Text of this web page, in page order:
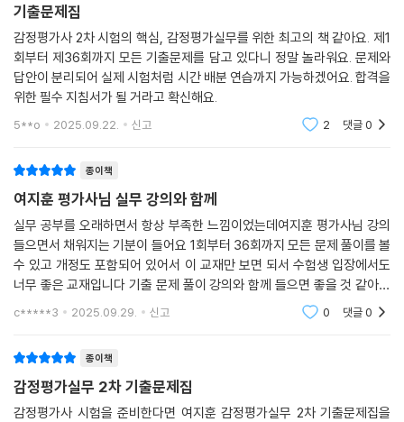
기출문제집
감정평가사 2차 시험의 핵심, 감정평가실무를 위한 최고의 책 같아요. 제1
회부터 제36회까지 모든 기출문제를 담고 있다니 정말 놀라워요. 문제와
답안이 분리되어 실제 시험처럼 시간 배분 연습까지 가능하겠어요. 합격을
위한 필수 지침서가 될 거라고 확신해요.
5**o 2025.09.22. 신고 2 댓글0
종이책
여지훈 평가사님 실무 강의와 함께
실무 공부를 오래하면서 항상 부족한 느낌이었는데여지훈 평가사님 강의
들으면서 채워지는 기분이 들어요 1회부터 36회까지 모든 문제 풀이를 볼
수 있고 개정도 포함되어 있어서 이 교재만 보면 되서 수험생 입장에서도
너무 좋은 교재입니다 기출 문제 풀이 강의와 함께 들으면 좋을 것 같아서
미리 구매합니다
c*****3 2025.09.29. 신고 0 댓글0
종이책
감정평가실무 2차 기출문제집
감정평가사 시험을 준비한다면 여지훈 감정평가실무 2차 기출문제집을